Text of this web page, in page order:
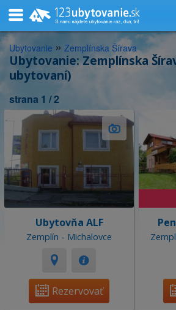
Ubytovanie » Zemplínska Šírava
Ubytovanie: Zemplínska
ubytovaní)
strana 1 / 2
Ubytovňa ALF
Zemplín - Michalovce
Rezervovať